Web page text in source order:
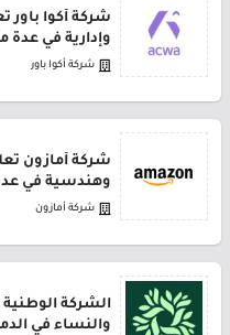
شركة أكوا
وإدارية في عدة
شركة أكوا باور
شركة أمازون
وهندسية في
شركة أمازون
الشركة
والنساء في